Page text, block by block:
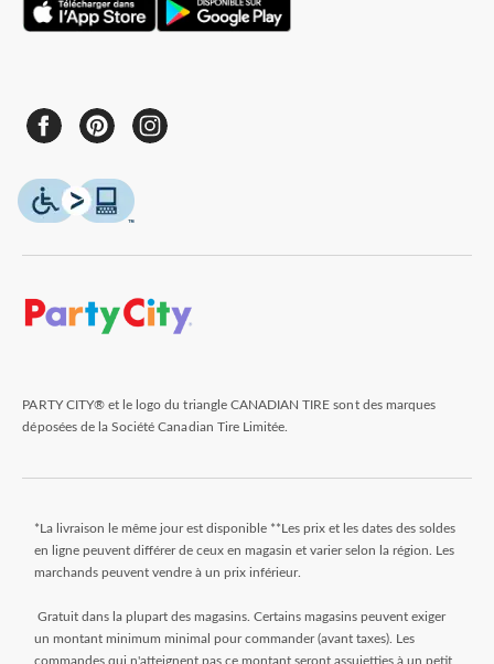
PARTY CITY® et le logo du triangle CANADIAN TIRE sont des marques
déposées de la Société Canadian Tire Limitée.
*La livraison le même jour est disponible **Les prix et les dates des soldes
en ligne peuvent différer de ceux en magasin et varier selon la région. Les
marchands peuvent vendre à un prix inférieur.
Gratuit dans la plupart des magasins. Certains magasins peuvent exiger
un montant minimum minimal pour commander (avant taxes). Les
commandes qui n'atteignent pas ce montant seront assujetties à un petit